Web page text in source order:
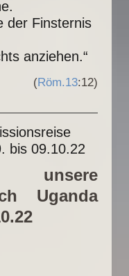
der Finsternis
anziehen.“
(Röm.13:12)
bis 09.10.22
unsere
Uganda